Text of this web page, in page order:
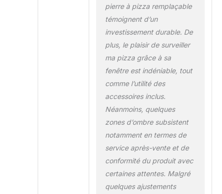
pierre à pizza remplaçable
témoignent d’un
investissement durable. De
plus, le plaisir de surveiller
ma pizza grâce à sa
fenêtre est indéniable, tout
comme l’utilité des
accessoires inclus.
Néanmoins, quelques
zones d’ombre subsistent
notamment en termes de
service après-vente et de
conformité du produit avec
certaines attentes. Malgré
quelques ajustements